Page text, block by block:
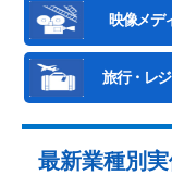
映像メデ
旅行・レ
最新業種別